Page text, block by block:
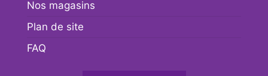
Nos magasins
Plan de site
FAQ